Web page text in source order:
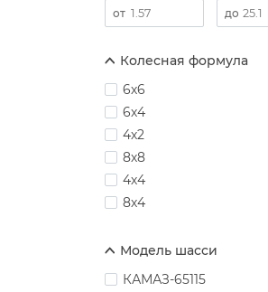
Колесная формула
6х6
6х4
4х2
8х8
4х4
8х4
Модель шасси
КАМАЗ-65115